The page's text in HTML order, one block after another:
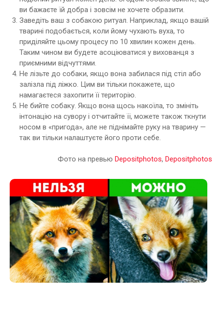
ви бажаєте їй добра і зовсім не хочете образити.
Заведіть ваш з собакою ритуал. Наприклад, якщо вашій
тварині подобається, коли йому чухають вуха, то
приділяйте цьому процесу по 10 хвилин кожен день.
Таким чином ви будете асоціюватися у вихованця з
приємними відчуттями.
Не лізьте до собаки, якщо вона забилася під стіл або
залізла під ліжко. Цим ви тільки покажете, що
намагаєтеся захопити її територію.
Не бийте собаку. Якщо вона щось накоїла, то змініть
інтонацію на сувору і отчитайте її, можете також ткнути
носом в «пригода», але не піднімайте руку на тварину —
так ви тільки налаштуєте його проти себе.
Фото на превью Depositphotos, Depositphotos